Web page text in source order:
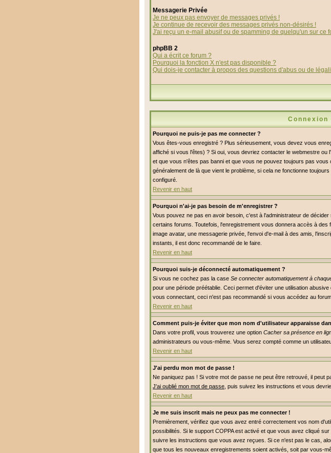
Messagerie Privée
Je ne peux pas envoyer de messages privés !
Je continue de recevoir des messages privés non-désirés !
J'ai reçu un e-mail abusif ou de spamming de quelqu'un sur ce
phpBB 2
Qui a écrit ce forum ?
Pourquoi la fonction X n'est pas disponible ?
Qui dois-je contacter à propos des questions d'abus ou de
Pourquoi ne puis-je pas me connecter ?
Vous êtes-vous enregistré ? Plus sérieusement, vous devez vous
affiché si vous l'êtes) ? Si oui, vous devriez contacter le webmestre
et que vous n'êtes pas banni et que vous ne pouvez toujours pas
généralement de là que vient le problème, si cela ne fonctionne
configuré.
Revenir en haut
Pourquoi n'ai-je pas besoin de m'enregistrer ?
Vous pouvez ne pas en avoir besoin, c'est à l'administrateur de
certains forums. Toutefois, l'enregistrement vous donnera accès à
image avatar, une messagerie privée, l'envoi d'e-mail à des amis,
instants, il est donc recommandé de le faire.
Revenir en haut
Pourquoi suis-je déconnecté automatiquement ?
Si vous ne cochez pas la case Se connecter automatiquement à
pour une période préétablie. Ceci permet d'éviter une utilisation
vous connectant, ceci n'est pas recommandé si vous accédez au
Revenir en haut
Comment puis-je éviter que mon nom d'utilisateur apparaisse
Dans votre profil, vous trouverez une option Cacher sa présence en
administrateurs ou vous-même. Vous serez compté comme un
Revenir en haut
J'ai perdu mon mot de passe !
Ne paniquez pas ! Si votre mot de passe ne peut être retrouvé, il peut
J'ai oublié mon mot de passe , puis suivez les instructions et vous
Revenir en haut
Je me suis inscrit mais ne peux pas me connecter !
Premièrement, vérifiez que vous avez entré correctement vos nom
possibilités. Si le support COPPA est activé et que vous avez cliqué sur
suivre les instructions que vous avez reçues. Si ce n'est pas le cas,
que tous les nouveaux enregistrements soient activés, soit par vous-